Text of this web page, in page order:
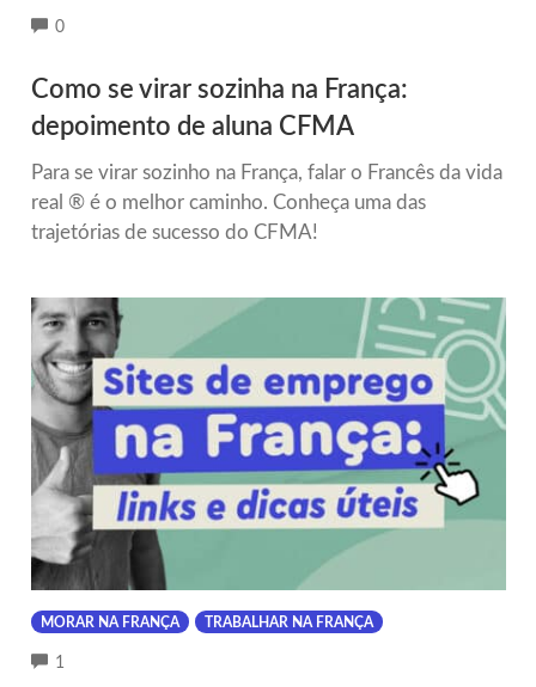
0COMMENTS
Como se virar sozinha na França:
depoimento de aluna CFMA
Para se virar sozinho na França, falar o Francês da vida
real ® é o melhor caminho. Conheça uma das
trajetórias de sucesso do CFMA!
MORAR NA FRANÇA TRABALHAR NA FRANÇA
1